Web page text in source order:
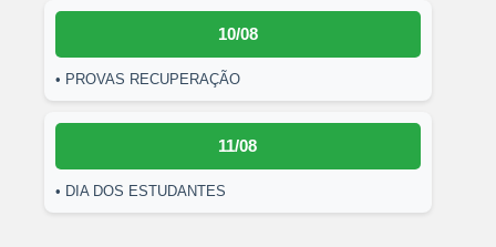
10/08
• PROVAS RECUPERAÇÃO
11/08
• DIA DOS ESTUDANTES